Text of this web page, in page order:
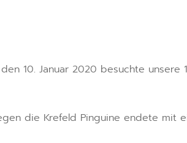
10. Januar 2020 besuchte unsere
die Krefeld Pinguine endete mit